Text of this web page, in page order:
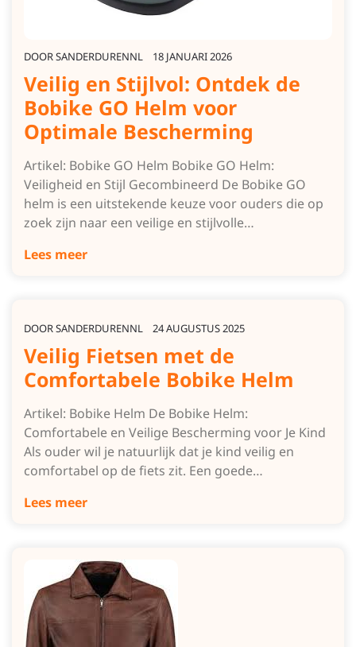
DOORSANDERDURENNL 18 JANUARI 2026
Veilig en Stijlvol: Ontdek de
Bobike GO Helm voor
Optimale Bescherming
Artikel: Bobike GO Helm Bobike GO Helm:
Veiligheid en Stijl Gecombineerd De Bobike GO
helm is een uitstekende keuze voor ouders die op
zoek zijn naar een veilige en stijlvolle…
Lees meer
DOORSANDERDURENNL 24 AUGUSTUS 2025
Veilig Fietsen met de
Comfortabele Bobike Helm
Artikel: Bobike Helm De Bobike Helm:
Comfortabele en Veilige Bescherming voor Je Kind
Als ouder wil je natuurlijk dat je kind veilig en
comfortabel op de fiets zit. Een goede…
Lees meer